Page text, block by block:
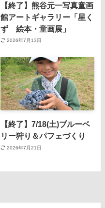
【終了】熊谷元一写真童画
館アートギャラリー「星く
ず 絵本・童画展」
2026年7月13日
【終了】7/18(土)ブルーベ
リー狩り＆パフェづくり
2026年7月21日